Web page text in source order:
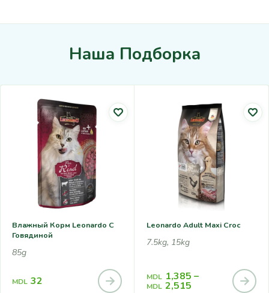
Наша Подборка
Влажный Корм Leonardo С
Говядиной
85g
MDL 32
Leonardo Adult Maxi Croc
7.5kg, 15kg
MDL 1,385 –
MDL 2,515